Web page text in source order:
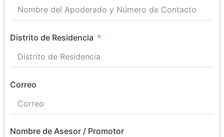
Distrito de Residencia
Correo
Nombre de Asesor / Promotor